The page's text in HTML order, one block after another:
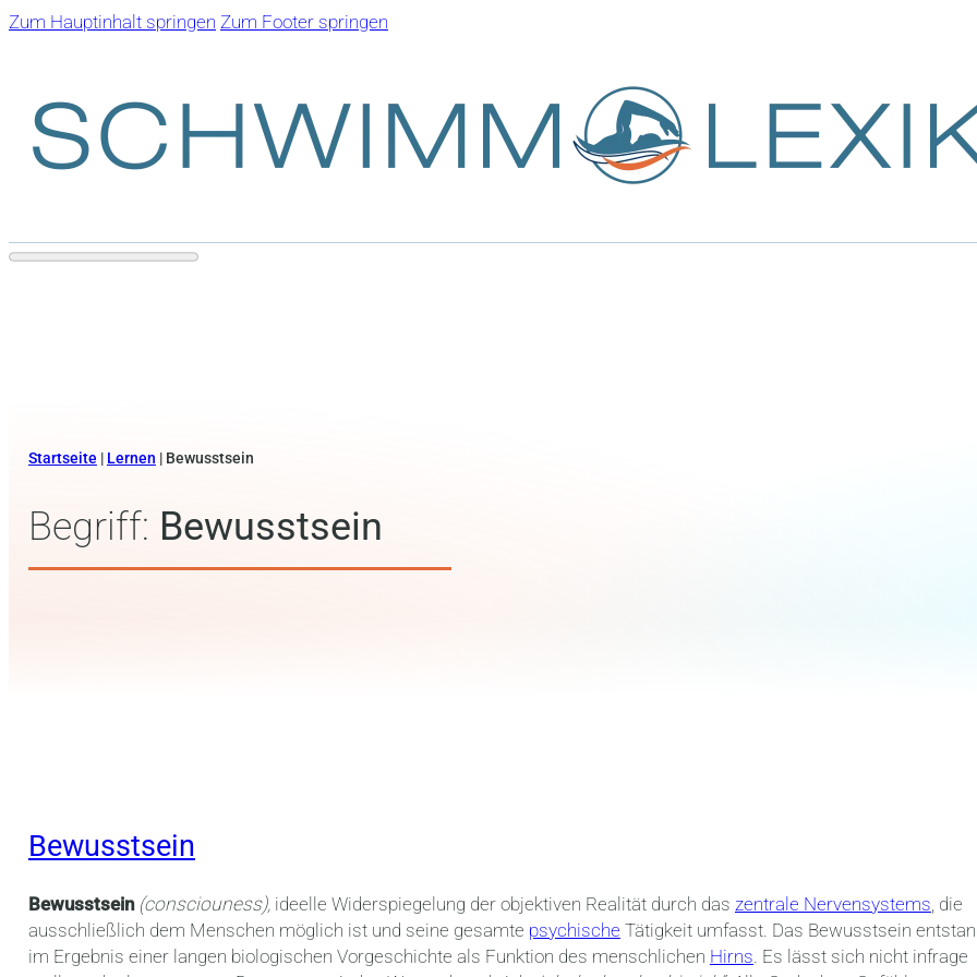
Zum Hauptinhalt springen Zum Footer springen
Startseite | Lernen | Bewusstsein
Begriff: Bewusstsein
Bewusstsein
Bewusstsein (consciouness), ideelle Widerspiegelung der objektiven Realität durch das zentrale Nervensystems, die
ausschließlich dem Menschen möglich ist und seine gesamte psychische Tätigkeit umfasst. Das Bewusstsein
im Ergebnis einer langen biologischen Vorgeschichte als Funktion des menschlichen Hirns. Es lässt sich nicht infrage